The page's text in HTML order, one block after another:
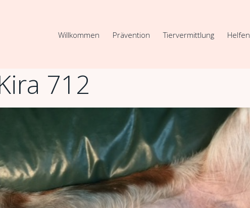
Willkommen Prävention Tiervermittlung Helfen
712